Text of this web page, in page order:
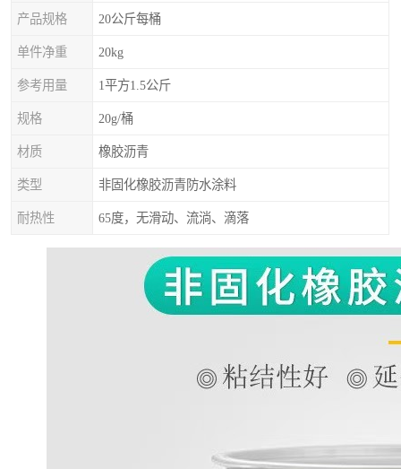
产品规格 20公斤每桶
单件净重 20kg
参考用量 1平方1.5公斤
规格 20g/桶
材质 橡胶沥青
类型 非固化橡胶沥青防水涂料
耐热性 65度，无滑动、流淌、滴落